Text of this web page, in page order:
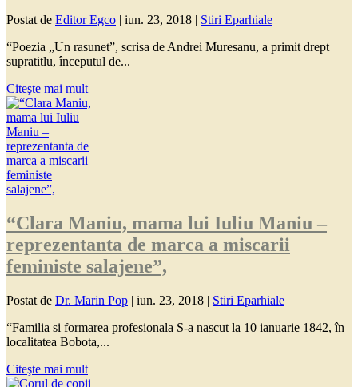
Postat de Editor Egco | iun. 23, 2018 | Stiri Eparhiale
“Poezia „Un rasunet”, scrisa de Andrei Muresanu, a primit drept
supratitlu, începutul de...
Citeşte mai mult
“Clara Maniu, mama lui Iuliu Maniu –
reprezentanta de marca a miscarii
feministe salajene”,
Postat de Dr. Marin Pop | iun. 23, 2018 | Stiri Eparhiale
“Familia si formarea profesionala S-a nascut la 10 ianuarie 1842, în
localitatea Bobota,...
Citeşte mai mult